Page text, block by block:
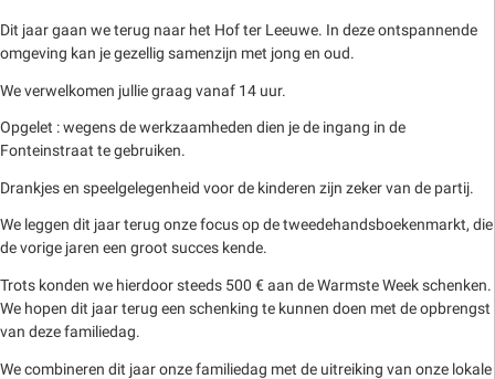
Dit jaar gaan we terug naar het Hof ter Leeuwe. In deze ontspannende
omgeving kan je gezellig samenzijn met jong en oud.
We verwelkomen jullie graag vanaf 14 uur.
Opgelet : wegens de werkzaamheden dien je de ingang in de
Fonteinstraat te gebruiken.
Drankjes en speelgelegenheid voor de kinderen zijn zeker van de partij.
We leggen dit jaar terug onze focus op de tweedehandsboekenmarkt, die
de vorige jaren een groot succes kende.
Trots konden we hierdoor steeds 500 € aan de Warmste Week schenken.
We hopen dit jaar terug een schenking te kunnen doen met de opbrengst
van deze familiedag.
We combineren dit jaar onze familiedag met de uitreiking van onze lokale